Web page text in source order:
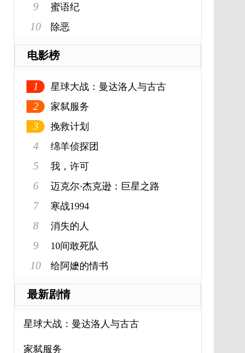
9 蜜语纪
10 除恶
电影榜
1 星球大战：曼达洛人与古古
2 家弑服务
3 挽救计划
4 绵羊侦探团
5 我，许可
6 迈克尔·杰克逊：巨星之路
7 寒战1994
8 消失的人
9 10间敢死队
10 给阿嬷的情书
最新剧情
星球大战：曼达洛人与古古
家弑服务